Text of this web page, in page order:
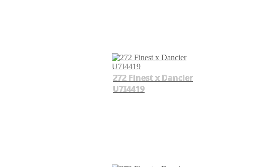
272 Finest x Dancier
U7I4419